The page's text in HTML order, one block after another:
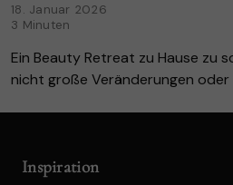
18. Januar 2026
3 Minuten
Ein Beauty Retreat zu Hause zu
nicht große Veränderungen
Inspiration